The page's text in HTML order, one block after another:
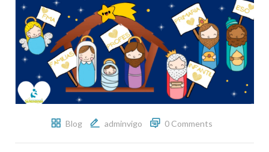
Blog adminvigo 0 Comments